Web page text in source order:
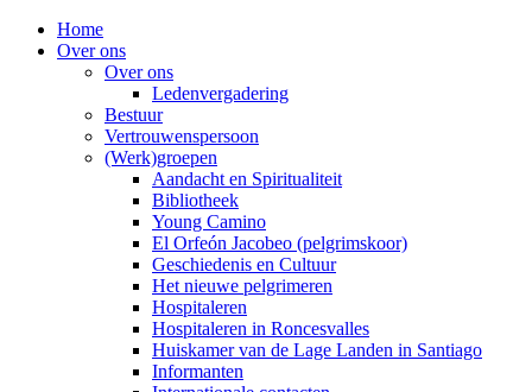
Home
Over ons
Over ons
Ledenvergadering
Bestuur
Vertrouwenspersoon
(Werk)groepen
Aandacht en Spiritualiteit
Bibliotheek
Young Camino
El Orfeón Jacobeo (pelgrimskoor)
Geschiedenis en Cultuur
Het nieuwe pelgrimeren
Hospitaleren
Hospitaleren in Roncesvalles
Huiskamer van de Lage Landen in Santiago
Informanten